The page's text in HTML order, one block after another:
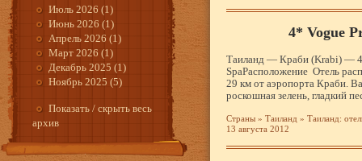
Июль 2026 (1)
Июнь 2026 (1)
Апрель 2026 (1)
Март 2026 (1)
Декабрь 2025 (1)
Ноябрь 2025 (5)
Показать / скрыть весь
архив
4* Vogue
Таиланд — Краби (Krabi) —
SpaРасположение Отель
29 км от аэропорта Краби.
роскошная зелень, гладкий
Страны » Таиланд » Таиланд:
13 августа 2012